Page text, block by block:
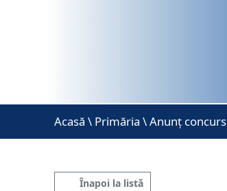
Acasă \ Primăria \ Anunț concurs
Înapoi la listă